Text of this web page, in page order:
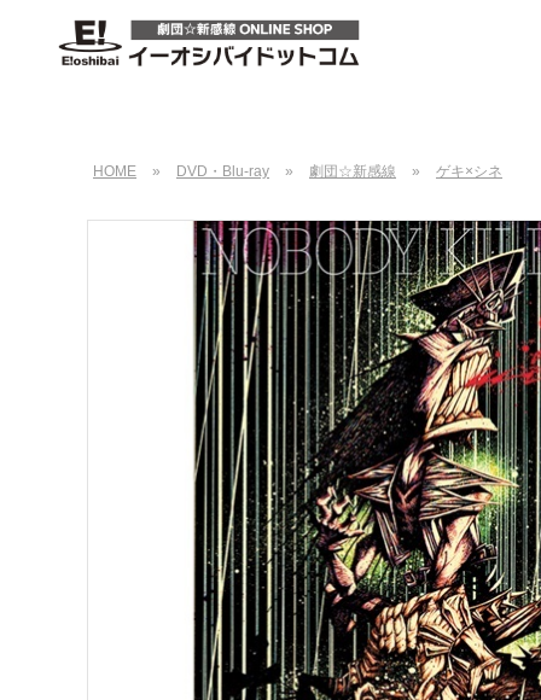
HOME » DVD・Blu-ray » 劇団☆新感線 » ゲキ×シネ